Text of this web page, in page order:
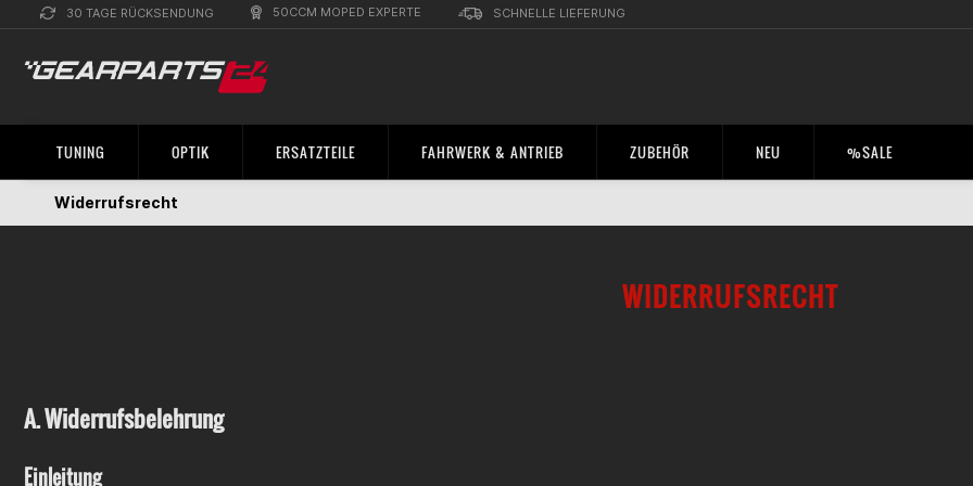
30 TAGE RÜCKSENDUNG 50CCM MOPED EXPERTE SCHNELLE LIEFERUNG
TUNING OPTIK ERSATZTEILE FAHRWERK & ANTRIEB ZUBEHÖR NEU %SALE
Widerrufsrecht
WIDERRUFSRECHT
A. Widerrufsbelehrung
Einleitung